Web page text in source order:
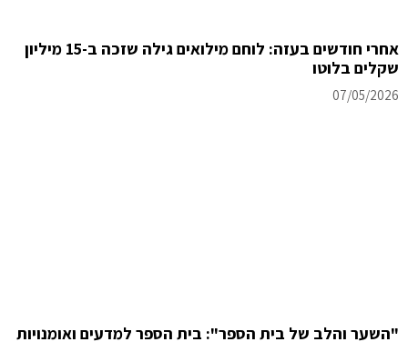
אחרי חודשים בעזה: לוחם מילואים גילה שזכה ב-15 מיליון
שקלים בלוטו
07/05/2026
"השער והלב של בית הספר": בית הספר למדעים ואומנויות